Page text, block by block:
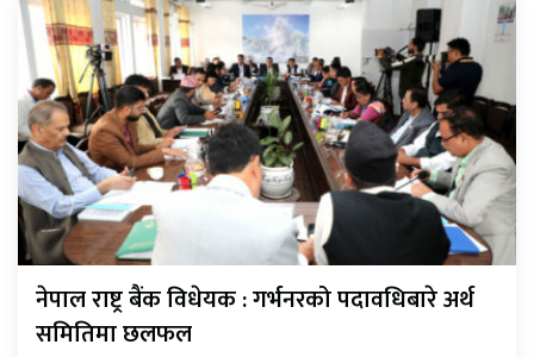
नेपाल राष्ट्र बैंक विधेयक : गर्भनरको पदावधिबारे अर्थ
समितिमा छलफल